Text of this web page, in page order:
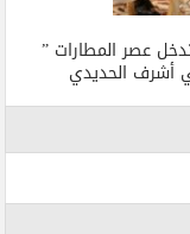
عصر المطارات ”
أشرف الحديدي